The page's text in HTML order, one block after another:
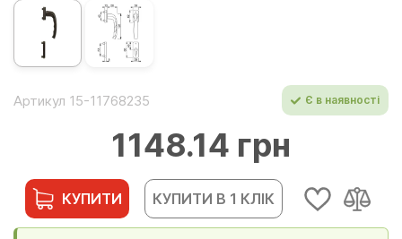
Артикул 15-11768235 Є в наявності
1148.14 грн
КУПИТИ КУПИТИ В 1 КЛІК